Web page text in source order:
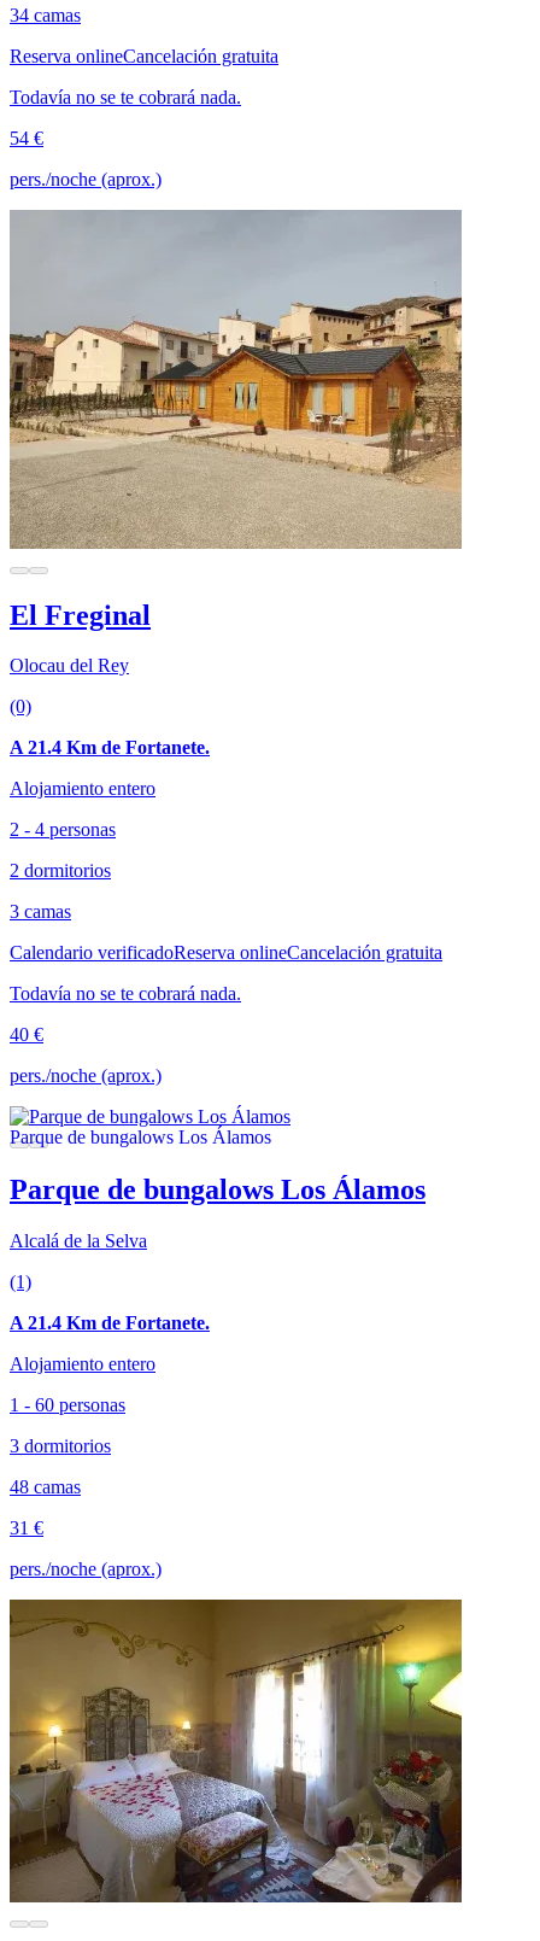
34 camas
Reserva onlineCancelación gratuita
Todavía no se te cobrará nada.
54 €
pers./noche (aprox.)
El Freginal
Olocau del Rey
(0)
A 21.4 Km de Fortanete.
Alojamiento entero
2 - 4 personas
2 dormitorios
3 camas
Calendario verificadoReserva onlineCancelación gratuita
Todavía no se te cobrará nada.
40 €
pers./noche (aprox.)
Parque de bungalows Los Álamos
Alcalá de la Selva
(1)
A 21.4 Km de Fortanete.
Alojamiento entero
1 - 60 personas
3 dormitorios
48 camas
31 €
pers./noche (aprox.)